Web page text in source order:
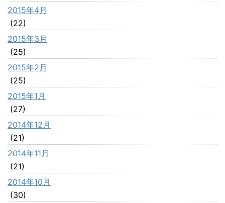
2015年4月
(22)
2015年3月
(25)
2015年2月
(25)
2015年1月
(27)
2014年12月
(21)
2014年11月
(21)
2014年10月
(30)